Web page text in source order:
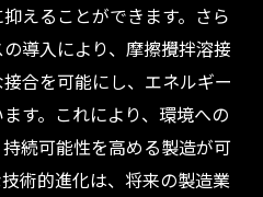
えることができます。さら
導入により、摩擦攪拌溶接
合を可能にし、エネルギー
す。これにより、環境への
続可能性を高める製造が可
術的進化は、将来の製造業